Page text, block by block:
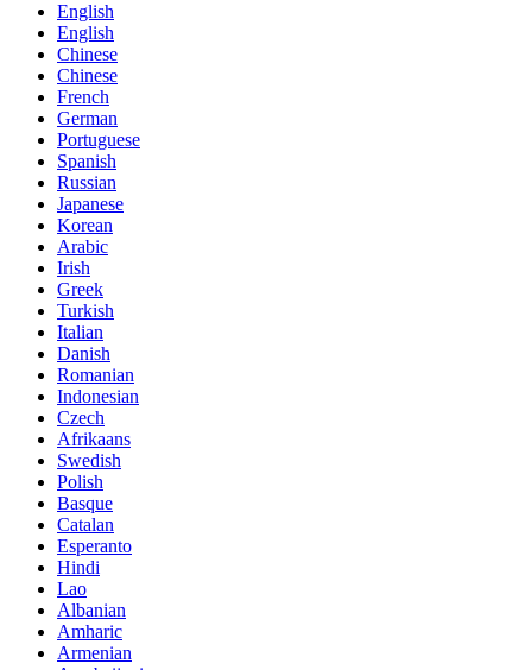
English
English
Chinese
Chinese
French
German
Portuguese
Spanish
Russian
Japanese
Korean
Arabic
Irish
Greek
Turkish
Italian
Danish
Romanian
Indonesian
Czech
Afrikaans
Swedish
Polish
Basque
Catalan
Esperanto
Hindi
Lao
Albanian
Amharic
Armenian